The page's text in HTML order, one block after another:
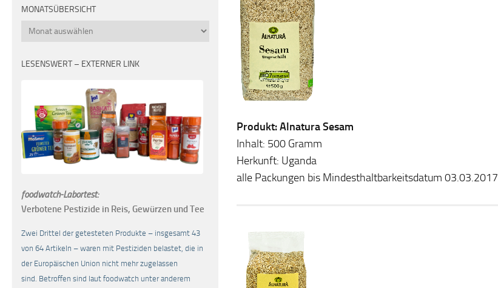
Produkt: Alnatura Sesam
Inhalt: 500 Gramm
Herkunft: Uganda
alle Packungen bis Mindesthaltbarkeitsdatum 03.03.2017
MONATSÜBERSICHT
Monatsübersicht
LESENSWERT – EXTERNER LINK
foodwatch-Labortest:
Verbotene Pestizide in Reis, Gewürzen und Tee
Zwei Drittel der getesteten Produkte – insgesamt 43
von 64 Artikeln – waren mit Pestiziden belastet, die in
der Europäischen Union nicht mehr zugelassen
sind. Betroffen sind laut foodwatch unter anderem